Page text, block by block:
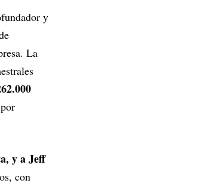
y
La
por
y a Jeff
con